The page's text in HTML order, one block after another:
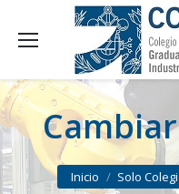
You are here:
Inicio Solo